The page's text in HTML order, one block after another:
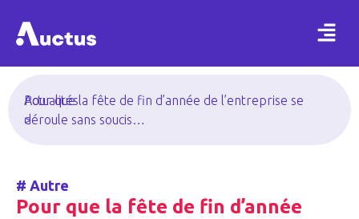
Actualités
>
Pour que la fête de fin d’année de l’entreprise se
déroule sans soucis…
# Autre
Pour que la fête de fin d’année